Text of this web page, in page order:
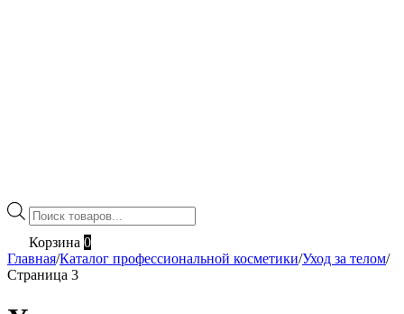
Поиск
товаров
Корзина 0
Главная/Каталог профессиональной косметики/Уход за телом/
Страница 3